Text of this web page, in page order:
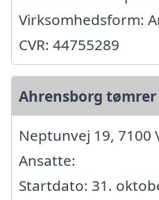
Virksomhedsform:
CVR: 44755289
Ahrensborg tømrer
Neptunvej 19, 7100
Ansatte:
Startdato: 31.